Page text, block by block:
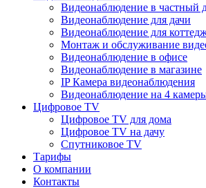
Видеонаблюдение в частный
Видеонаблюдение для дачи
Видеонаблюдение для
Монтаж и обслуживание
Видеонаблюдение в офисе
Видеонаблюдение в магазине
IP Камера видеонаблюдения
Видеонаблюдение на 4
Цифровое TV
Цифровое TV для дома
Цифровое TV на дачу
Спутниковое TV
Тарифы
О компании
Контакты